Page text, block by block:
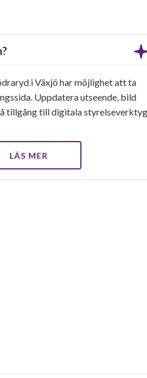
i Växjö har möjlighet att ta
Uppdatera utseende, bild
tillgång till digitala styrelseverktyg
LÄS MER